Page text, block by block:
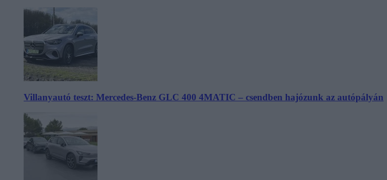
Villanyautó teszt: Mercedes-Benz GLC 400 4MATIC – csendben hajózunk az autópályán